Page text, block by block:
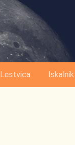
Lestvica Iskalnik